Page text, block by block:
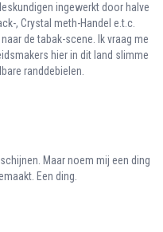
ingewerkt door halve
, Crystal meth-Handel e.t.c.
de tabak-scene. Ik vraag me
hier in dit land slimme
randdebielen.
Maar noem mij een ding
Een ding.